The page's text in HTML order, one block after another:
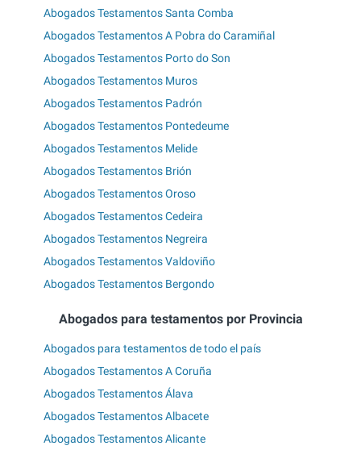
Abogados Testamentos Santa Comba
Abogados Testamentos A Pobra do Caramiñal
Abogados Testamentos Porto do Son
Abogados Testamentos Muros
Abogados Testamentos Padrón
Abogados Testamentos Pontedeume
Abogados Testamentos Melide
Abogados Testamentos Brión
Abogados Testamentos Oroso
Abogados Testamentos Cedeira
Abogados Testamentos Negreira
Abogados Testamentos Valdoviño
Abogados Testamentos Bergondo
Abogados para testamentos por Provincia
Abogados para testamentos de todo el país
Abogados Testamentos A Coruña
Abogados Testamentos Álava
Abogados Testamentos Albacete
Abogados Testamentos Alicante